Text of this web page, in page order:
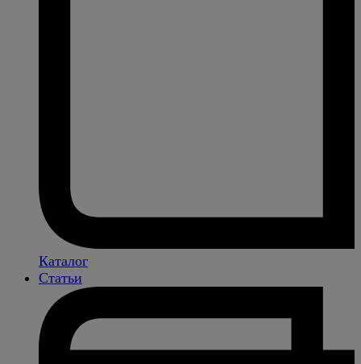
Каталог
Статьи